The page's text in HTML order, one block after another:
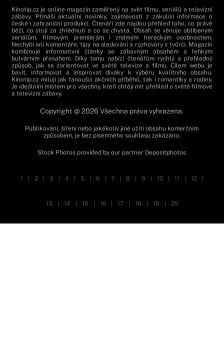
Kinotip.cz je online magazín zaměřený na svět filmu, seriálů a televizní
zábavy. Přináší aktuální novinky, zajímavosti z zákulisí informace o
české i zahraniční produkci. Čtenáři zde najdou přehled toho, co právě
běží, co stojí za zhlédnutí a co se chystá. Obsah se věnuje oblíbeným
seriálům, filmovým premiérám i známým hereckým osobnostem.
Nechybí ani komentáře, tipy na sledování a rozhovory s tvůrci. Magazín
kombinuje informativní články se zábavným obsahem a lehkým
bulvárním přesahem. Díky tomu nabízí čtenářům rychlý a přehledný
způsob, jak se zorientovat ve světě televize a filmu. Cílem webu je
bavit, informovat a inspirovat diváky k výběru kvalitního obsahu.
Kinotip.cz milují jak fanoušci akčních příběhů, tak i romantiky a rodiny.
Je ideálním místem pro všechny, kteří chtějí mít přehled o světě filmové
a televizní zábavy.
Copyright @ 2026 Všechna práva vyhrazena.
Publikování, šíření nebo jakékoliv jiné užití obsahu komerčním
způsobem, je bez písemného souhlasu zakázáno.
Stock Photos provided by our partner Depositphotos
1 2 3 4 5 6 7 8 9 10 11 12
13 14 15 16 17 18 19 20